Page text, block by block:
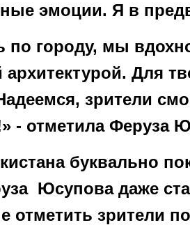
эмоции. Я в
по городу, мы
Для
зрители
- отметила Феруза
буквально
Юсупова даже
отметить зрители